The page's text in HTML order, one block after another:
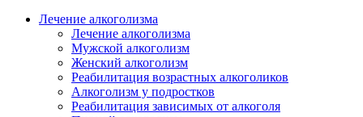
Лечение алкоголизма
Лечение алкоголизма
Мужской алкоголизм
Женский алкоголизм
Реабилитация возрастных алкоголиков
Алкоголизм у подростков
Реабилитация зависимых от алкоголя